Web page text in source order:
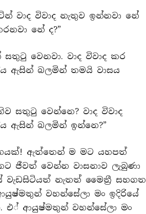
වාද විවාද නැතුව ඉන්නවා නේ
නේ ද?”
වෙනවා. වාද විවාද කර
ඇසින් බලමින් තමයි වාසය
සතුටු වෙන්නෙ? වාද විවාද
ඇසින් බලමින් ඉන්නෙ?”
ඇත්තෙන් ම මට යහපත්
ජීවත් වෙන්න වාසනාව ලැබුණා
වැඩසිටියත් නැතත් මෛතී‍්‍ර සහගත
වහන්සේලා මං ඉදිරියේ
එ් ආයුෂ්මතුන් වහන්සේලා මං